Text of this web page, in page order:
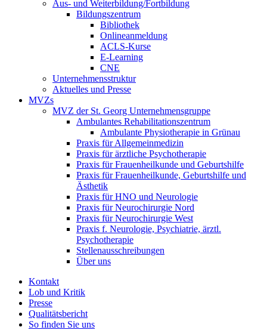
Aus- und Weiterbildung/Fortbildung
Bildungszentrum
Bibliothek
Onlineanmeldung
ACLS-Kurse
E-Learning
CNE
Unternehmensstruktur
Aktuelles und Presse
MVZs
MVZ der St. Georg Unternehmensgruppe
Ambulantes Rehabilitationszentrum
Ambulante Physiotherapie in Grünau
Praxis für Allgemeinmedizin
Praxis für ärztliche Psychotherapie
Praxis für Frauenheilkunde und Geburtshilfe
Praxis für Frauenheilkunde, Geburtshilfe und
Ästhetik
Praxis für HNO und Neurologie
Praxis für Neurochirurgie Nord
Praxis für Neurochirurgie West
Praxis f. Neurologie, Psychiatrie, ärztl.
Psychotherapie
Stellenausschreibungen
Über uns
Kontakt
Lob und Kritik
Presse
Qualitätsbericht
So finden Sie uns